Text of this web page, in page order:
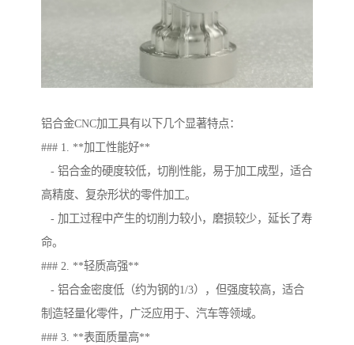
铝合金CNC加工具有以下几个显著特点：
### 1. **加工性能好**
- 铝合金的硬度较低，切削性能，易于加工成型，适合
高精度、复杂形状的零件加工。
- 加工过程中产生的切削力较小，磨损较少，延长了寿
命。
### 2. **轻质高强**
- 铝合金密度低（约为钢的1/3），但强度较高，适合
制造轻量化零件，广泛应用于、汽车等领域。
### 3. **表面质量高**